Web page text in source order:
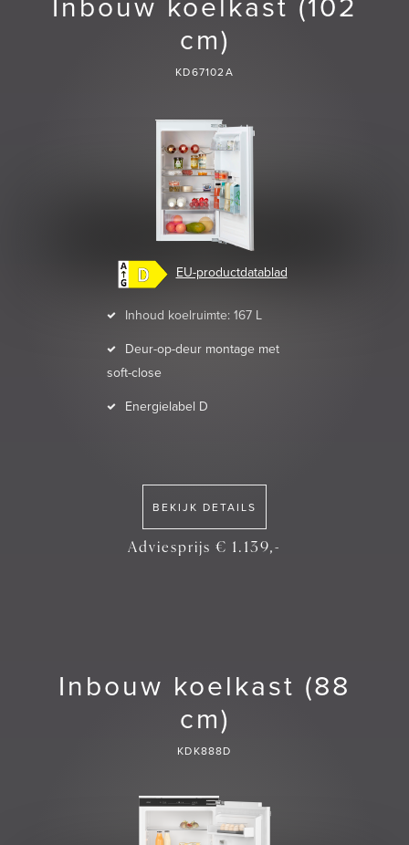
Inbouw koelkast (102
cm)
KD67102A
EU-productdatablad
Inhoud koelruimte: 167 L
Deur-op-deur montage met
soft-close
Energielabel D
BEKIJK DETAILS
Adviesprijs € 1.139,-
Inbouw koelkast (88
cm)
KDK888D